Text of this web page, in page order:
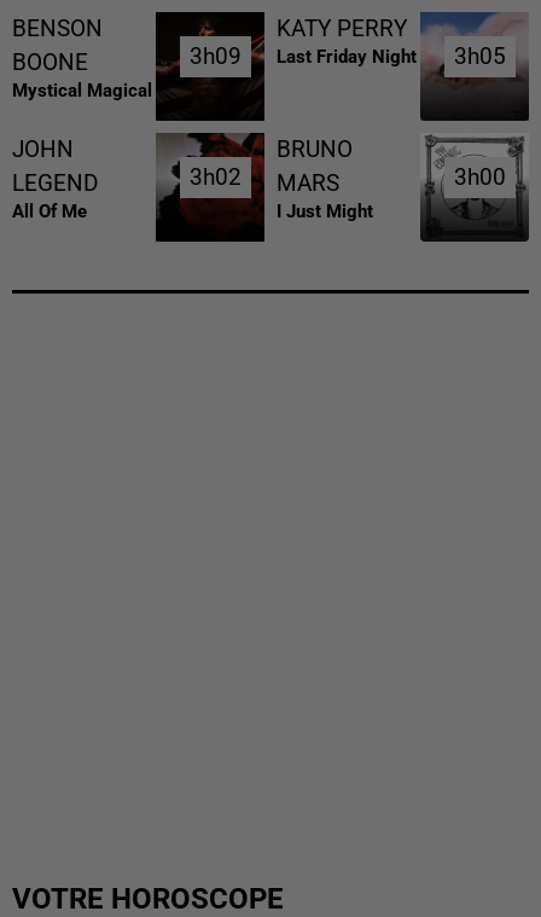
BENSON
BOONE
Mystical Magical
3h09
3h09
KATY PERRY
Last Friday Night 3h05
3h05
JOHN
LEGEND
All Of Me
3h02
3h02
BRUNO
MARS
I Just Might
3h00
3h00
VOTRE HOROSCOPE